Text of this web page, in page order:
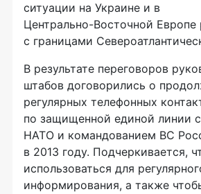
ситуации на Украине и в
Центрально-Восточной Европе
с границами
В результате переговоров
штабов договорились о
регулярных телефонных
по защищенной единой линии
НАТО и командованием ВС
в 2013 году. Подчеркивается,
использоваться для
информирования, а также